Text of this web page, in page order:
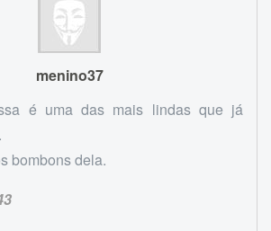
menino37
é uma das mais lindas que já
bombons dela.